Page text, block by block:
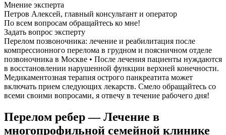
Мнение эксперта
Петров Алексей, главный консультант и оператор
По всем вопросам обращайтесь ко мне!
Задать вопрос эксперту
Перелом позвоночника: лечение и реабилитация после
компрессионного перелома в грудном и поясничном отделе
позвоночника в Москве • После лечения пациенты нуждаются
в восстановлении нарушенной функции верхней конечности.
Медикаментозная терапия острого панкреатита может
включать прием следующих лекарств. Смело обращайтесь со
всеми своими вопросами, я отвечу в течение рабочего дня!
Перелом ребер — Лечение в
многопрофильной семейной клинике